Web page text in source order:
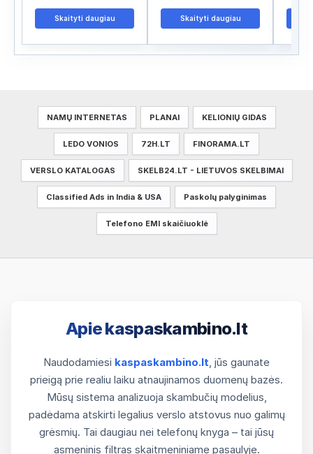
Skaityti daugiau Skaityti daugiau
NAMŲ INTERNETAS PLANAI KELIONIŲ GIDAS
LEDO VONIOS 72H.LT FINORAMA.LT
VERSLO KATALOGAS SKELB24.LT - LIETUVOS SKELBIMAI
Classified Ads in India & USA Paskolų palyginimas
Telefono EMI skaičiuoklė
Apie kaspaskambino.lt
Naudodamiesi kaspaskambino.lt, jūs gaunate
prieigą prie realiu laiku atnaujinamos duomenų bazės.
Mūsų sistema analizuoja skambučių modelius,
padėdama atskirti legalius verslo atstovus nuo galimų
grėsmių. Tai daugiau nei telefonų knyga – tai jūsų
asmeninis filtras skaitmeniniame pasaulyje.